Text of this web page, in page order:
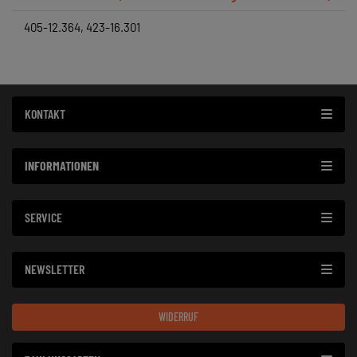
405-12.364, 423-16.301
KONTAKT
INFORMATIONEN
SERVICE
NEWSLETTER
WIDERRUF